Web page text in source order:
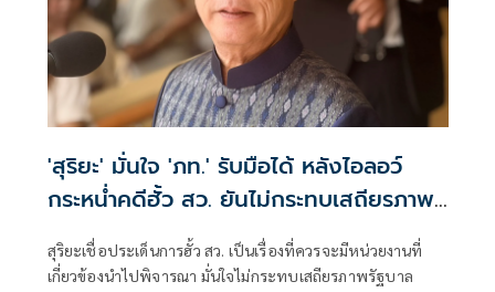
'สุริยะ' มั่นใจ 'ภท.' รับมือได้ หลังไอลอว์
กระหน่ำคดีฮั้ว สว. ยันไม่กระทบเสถียรภาพ
รัฐบาล
สุริยะเชื่อประเด็นการฮั้ว สว. เป็นเรื่องที่ควรจะมีหน่วยงานที่
เกี่ยวข้องนำไปพิจารณา มั่นใจไม่กระทบเสถียรภาพรัฐบาล